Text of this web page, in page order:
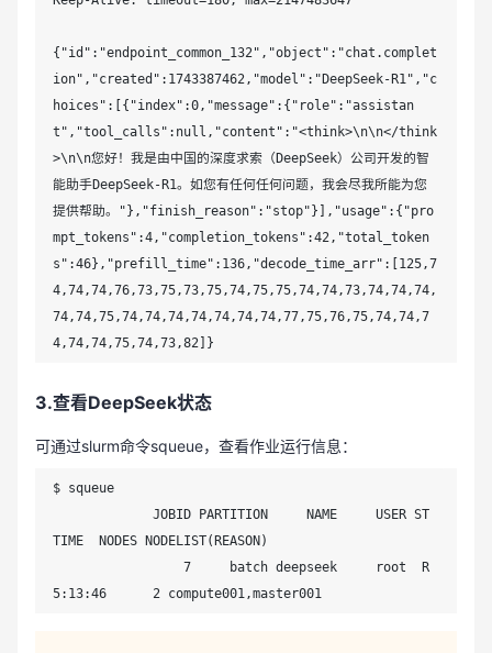
{"id":"endpoint_common_132","object":"chat.complet
ion","created":1743387462,"model":"DeepSeek-R1","c
hoices":[{"index":0,"message":{"role":"assistan
t","tool_calls":null,"content":"<think>\n\n</think
>\n\n您好！我是由中国的深度求索（DeepSeek）公司开发的智
能助手DeepSeek-R1。如您有任何任何问题，我会尽我所能为您
提供帮助。"},"finish_reason":"stop"}],"usage":{"pro
mpt_tokens":4,"completion_tokens":42,"total_token
s":46},"prefill_time":136,"decode_time_arr":[125,7
4,74,74,76,73,75,73,75,74,75,75,74,74,73,74,74,74,
74,74,75,74,74,74,74,74,74,74,77,75,76,75,74,74,7
4,74,74,75,74,73,82]}
3.查看DeepSeek状态
可通过slurm命令squeue，查看作业运行信息：
$ squeue
TIME  NODES NODELIST(REASON)
5:13:46      2 compute001,master001